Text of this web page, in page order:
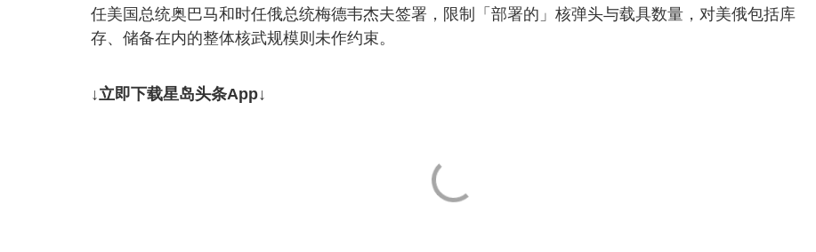
任美国总统奥巴马和时任俄总统梅德韦杰夫签署，限制「部署的」核弹头与载具数量，对美俄包括库
存、储备在内的整体核武规模则未作约束。
↓立即下载星岛头条App↓